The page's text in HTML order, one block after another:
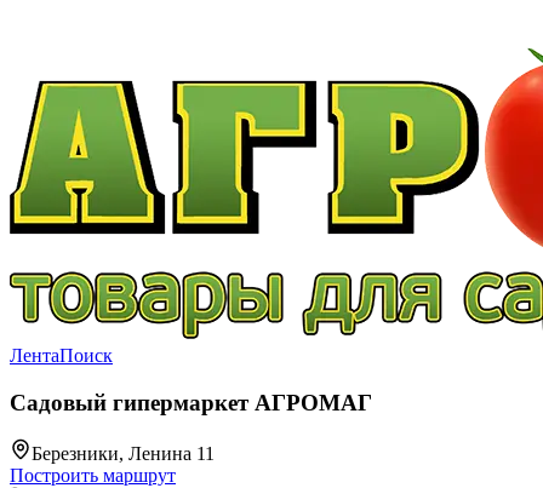
ЛентаПоиск
Садовый гипермаркет АГРОМАГ
Березники, Ленина 11
Построить маршрут